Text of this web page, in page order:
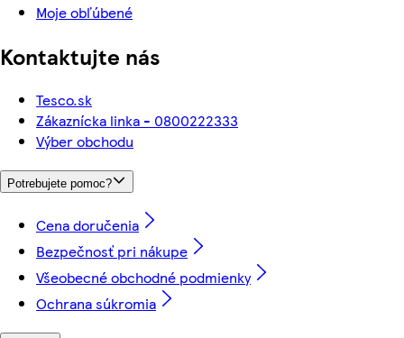
Moje obľúbené
Kontaktujte nás
Tesco.sk
Zákaznícka linka - 0800222333
Výber obchodu
Potrebujete pomoc?
Cena doručenia
Bezpečnosť pri nákupe
Všeobecné obchodné podmienky
Ochrana súkromia